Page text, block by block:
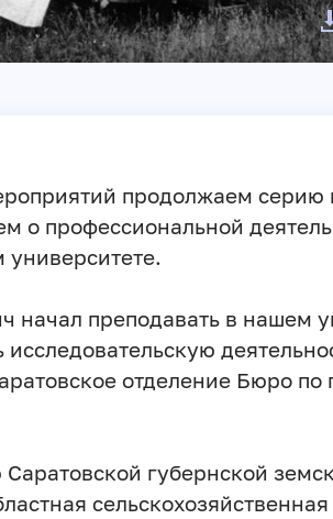
продолжаем серию
о профессиональной
университете.
начал преподавать в нашем
отделение Бюро по
губернской